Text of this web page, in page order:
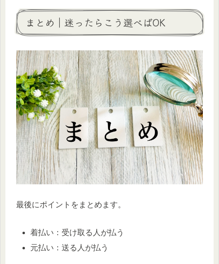
まとめ｜迷ったらこう選べばOK
最後にポイントをまとめます。
着払い：受け取る人が払う
元払い：送る人が払う